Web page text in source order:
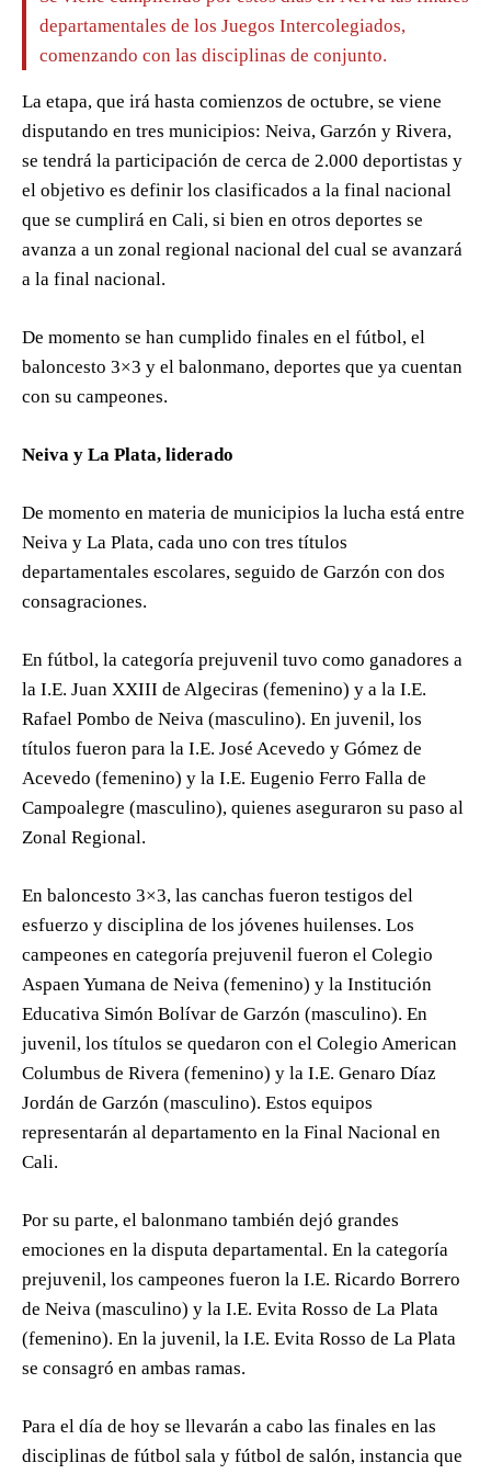
departamentales de los Juegos Intercolegiados,
comenzando con las disciplinas de conjunto.
La etapa, que irá hasta comienzos de octubre, se viene
disputando en tres municipios: Neiva, Garzón y Rivera,
se tendrá la participación de cerca de 2.000 deportistas y
el objetivo es definir los clasificados a la final nacional
que se cumplirá en Cali, si bien en otros deportes se
avanza a un zonal regional nacional del cual se avanzará
a la final nacional.
De momento se han cumplido finales en el fútbol, el
baloncesto 3×3 y el balonmano, deportes que ya cuentan
con su campeones.
Neiva y La Plata, liderado
De momento en materia de municipios la lucha está entre
Neiva y La Plata, cada uno con tres títulos
departamentales escolares, seguido de Garzón con dos
consagraciones.
En fútbol, la categoría prejuvenil tuvo como ganadores a
la I.E. Juan XXIII de Algeciras (femenino) y a la I.E.
Rafael Pombo de Neiva (masculino). En juvenil, los
títulos fueron para la I.E. José Acevedo y Gómez de
Acevedo (femenino) y la I.E. Eugenio Ferro Falla de
Campoalegre (masculino), quienes aseguraron su paso al
Zonal Regional.
En baloncesto 3×3, las canchas fueron testigos del
esfuerzo y disciplina de los jóvenes huilenses. Los
campeones en categoría prejuvenil fueron el Colegio
Aspaen Yumana de Neiva (femenino) y la Institución
Educativa Simón Bolívar de Garzón (masculino). En
juvenil, los títulos se quedaron con el Colegio American
Columbus de Rivera (femenino) y la I.E. Genaro Díaz
Jordán de Garzón (masculino). Estos equipos
representarán al departamento en la Final Nacional en
Cali.
Por su parte, el balonmano también dejó grandes
emociones en la disputa departamental. En la categoría
prejuvenil, los campeones fueron la I.E. Ricardo Borrero
de Neiva (masculino) y la I.E. Evita Rosso de La Plata
(femenino). En la juvenil, la I.E. Evita Rosso de La Plata
se consagró en ambas ramas.
Para el día de hoy se llevarán a cabo las finales en las
disciplinas de fútbol sala y fútbol de salón, instancia que